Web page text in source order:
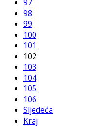
97
98
99
100
101
102
103
104
105
106
Sljedeća
Kraj